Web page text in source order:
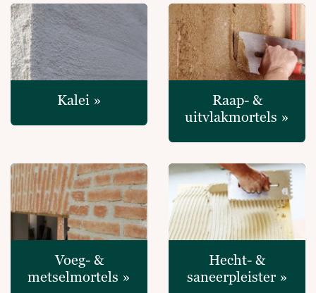
Kalei »
Raap- &
uitvlakmortels »
Voeg- &
metselmortels »
Hecht- &
saneerpleister »